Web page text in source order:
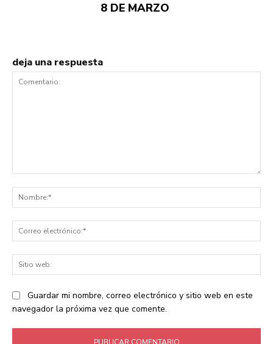
8 DE MARZO
deja una respuesta
Guardar mi nombre, correo electrónico y sitio web en este
navegador la próxima vez que comente.